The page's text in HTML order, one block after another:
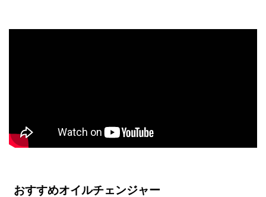
おすすめオイルチェンジャー